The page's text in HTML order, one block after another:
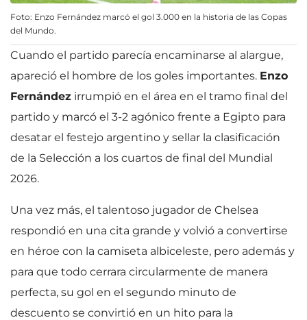
Foto: Enzo Fernández marcó el gol 3.000 en la historia de las Copas
del Mundo.
Cuando el partido parecía encaminarse al alargue,
apareció el hombre de los goles importantes. Enzo
Fernández irrumpió en el área en el tramo final del
partido y marcó el 3-2 agónico frente a Egipto para
desatar el festejo argentino y sellar la clasificación
de la Selección a los cuartos de final del Mundial
2026.
Una vez más, el talentoso jugador de Chelsea
respondió en una cita grande y volvió a convertirse
en héroe con la camiseta albiceleste, pero además y
para que todo cerrara circularmente de manera
perfecta, su gol en el segundo minuto de
descuento se convirtió en un hito para la